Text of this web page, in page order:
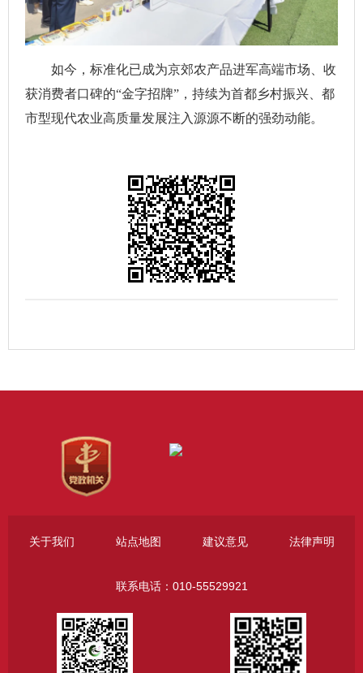
如今，标准化已成为京郊农产品进军高端市场、收
获消费者口碑的“金字招牌”，持续为首都乡村振兴、都
市型现代农业高质量发展注入源源不断的强劲动能。
关于我们 站点地图 建议意见 法律声明
联系电话：010-55529921